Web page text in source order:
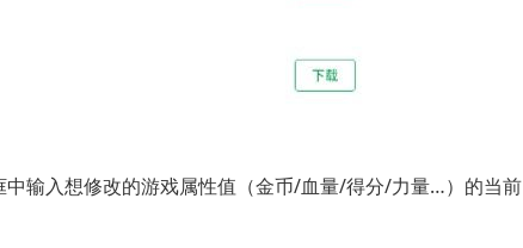
输入想修改的游戏属性值（金币/血量/得分/力量…）的当前